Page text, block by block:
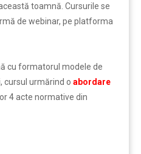
toamnă. Cursurile se
de webinar, pe platforma
cu formatorul modele de
cursul urmărind o abordare
4 acte normative din